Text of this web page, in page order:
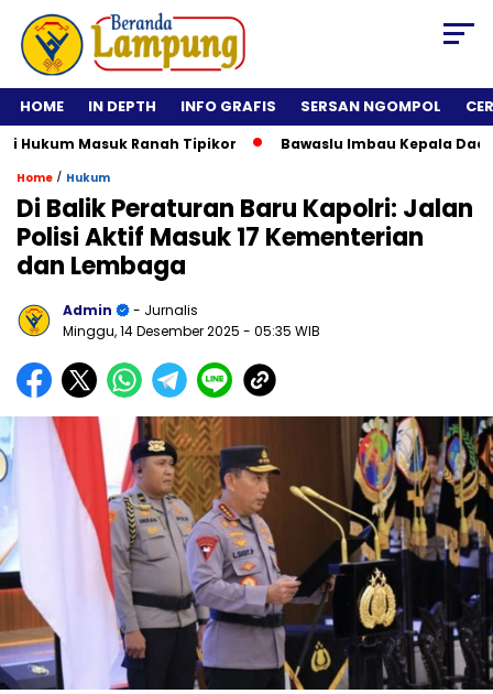
HOME IN DEPTH INFO GRAFIS SERSAN NGOMPOL
Masuk Ranah Tipikor Bawaslu Imbau Kepala Daerah
Home / Hukum
Di Balik Peraturan Baru Kapolri: Jalan
Polisi Aktif Masuk 17 Kementerian
dan Lembaga
Admin
- Jurnalis
Minggu, 14 Desember 2025 - 05:35 WIB